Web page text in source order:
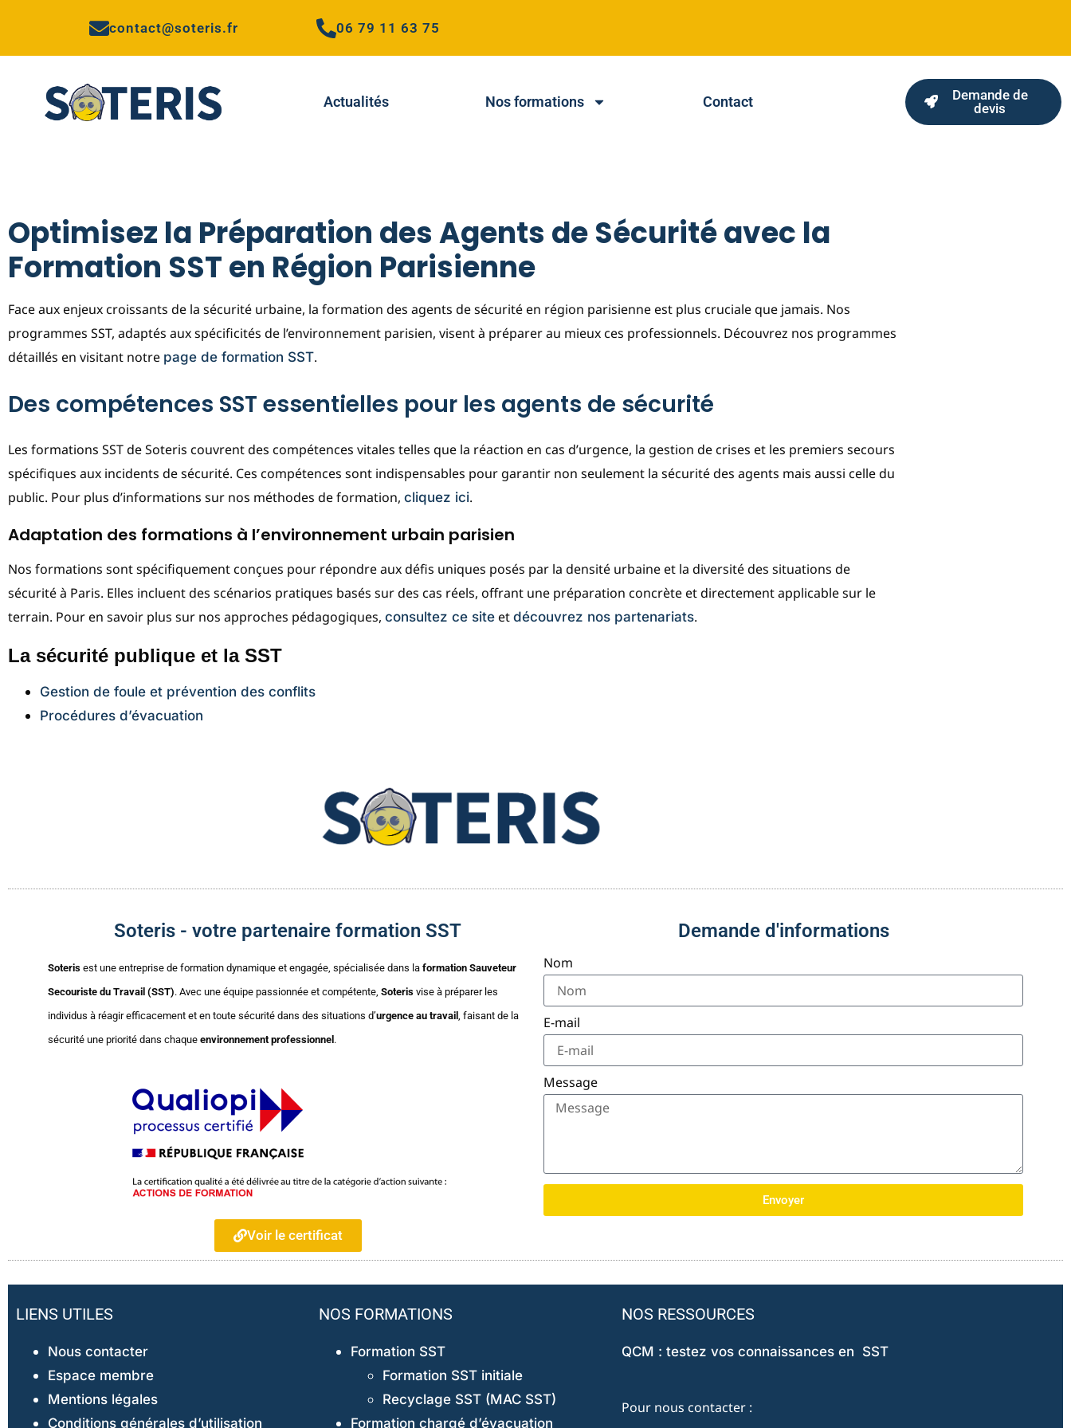
contact@soteris.fr 06 79 11 63 75
Actualités Nos formations Contact
Demande de
devis
Optimisez la Préparation des Agents de Sécurité avec la
Formation SST en Région Parisienne
Face aux enjeux croissants de la sécurité urbaine, la formation des agents de sécurité en région parisienne est plus cruciale que jamais. Nos
programmes SST, adaptés aux spécificités de l’environnement parisien, visent à préparer au mieux ces professionnels. Découvrez nos programmes
détaillés en visitant notre page de formation SST.
Des compétences SST essentielles pour les agents de sécurité
Les formations SST de Soteris couvrent des compétences vitales telles que la réaction en cas d’urgence, la gestion de crises et les premiers secours
spécifiques aux incidents de sécurité. Ces compétences sont indispensables pour garantir non seulement la sécurité des agents mais aussi celle du
public. Pour plus d’informations sur nos méthodes de formation, cliquez ici.
Adaptation des formations à l’environnement urbain parisien
Nos formations sont spécifiquement conçues pour répondre aux défis uniques posés par la densité urbaine et la diversité des situations de
sécurité à Paris. Elles incluent des scénarios pratiques basés sur des cas réels, offrant une préparation concrète et directement applicable sur le
terrain. Pour en savoir plus sur nos approches pédagogiques, consultez ce site et découvrez nos partenariats.
La sécurité publique et la SST
Gestion de foule et prévention des conflits
Procédures d’évacuation
Soteris - votre partenaire formation SST
Soteris est une entreprise de formation dynamique et engagée, spécialisée dans la formation Sauveteur
Secouriste du Travail (SST). Avec une équipe passionnée et compétente, Soteris vise à préparer les
individus à réagir efficacement et en toute sécurité dans des situations d’urgence au travail , faisant de la
sécurité une priorité dans chaque environnement professionnel .
Voir le certificat
Demande d'informations
Nom
E-mail
Message
Envoyer
LIENS UTILES
Nous contacter
Espace membre
Mentions légales
Conditions générales d’utilisation
NOS FORMATIONS
Formation SST
Formation SST initiale
Recyclage SST (MAC SST)
Formation chargé d’évacuation
NOS RESSOURCES
QCM : testez vos connaissances en SST
Pour nous contacter :